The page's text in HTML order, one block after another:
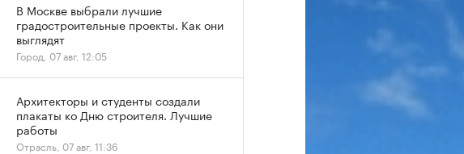
В Москве выбрали лучшие
градостроительные проекты. Как они
выглядят
Город, 07 авг, 12:05
Архитекторы и студенты создали
плакаты ко Дню строителя. Лучшие
работы
Отрасль, 07 авг, 11:36